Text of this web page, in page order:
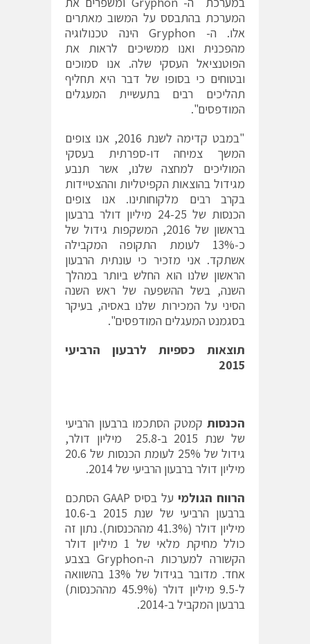
המערכת בהתבסס על המשוב מאתרים
אלו. ה- Gryphon הינה טכנולוגיה
מהפכנית ואנו ממשיכים לראות את
הפוטנציאל העסקי שלה. אנו סמוכים
ובטוחים כי בסופו של דבר היא תחליף
תהליכים רבים בתעשיית המעגלים
המודפסים".
"במבט קדימה לשנת 2016, אנו צופים
המשך צמיחה דו-ספרתית בעסקי
המוליכים למחצה שלנו, אשר תנבע
מגידול בהוצאות הקפיטליות וההצטיידות
בקרב רבים מלקוחותינו. אנו צופים
הכנסות של 24-25 מיליון דולר ברבעון
בראשון של 2016, המשקפות גידול של
כ-13% לעומת התקופה המקבילה
אשתקד. אני מזכיר כי עונתית הרבעון
הראשון שלנו הוא החלש ביותר במהלך
השנה, בשל ההשפעה של ראש השנה
הסיני על המכירות שלנו באסיה, בעיקר
בסגמנט המעגלים המודפסים".
תוצאות כספיות לרבעון הרביעי
2015
הכנסות קמטק הסתכמו ברבעון הרביעי
של שנת 2015 ב-25.8 מיליון דולר,
גידול של 25% לעומת הכנסות של 20.6
מיליון דולר ברבעון הרביעי של 2014.
הרווח הגולמי
על בסיס GAAP הסתכם
ברבעון הרביעי של שנת 2015 ב-10.6
מיליון דולר (41.3% מההכנסות). נתון זה
כולל מחיקת מלאי של 1 מיליון דולר
הקשורה למערכות ה-Gryphon בצבע
אחד. מדובר בגידול של 13% בהשוואה
ל-9.5 מיליון דולר (45.9% מההכנסות)
ברבעון המקביל ב-2014.